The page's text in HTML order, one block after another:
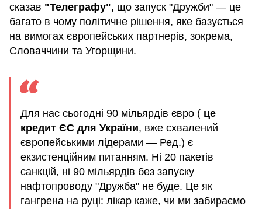
сказав "Телеграфу", що запуск "Дружби" — це
багато в чому політичне рішення, яке базується
на вимогах європейських партнерів, зокрема,
Словаччини та Угорщини.
Для нас сьогодні 90 мільярдів євро ( це
кредит ЄС для України, вже схвалений
європейськими лідерами — Ред.) є
екзистенційним питанням. Ні 20 пакетів
санкцій, ні 90 мільярдів без запуску
нафтопроводу "Дружба" не буде. Це як
гангрена на руці: лікар каже, чи ми забираємо